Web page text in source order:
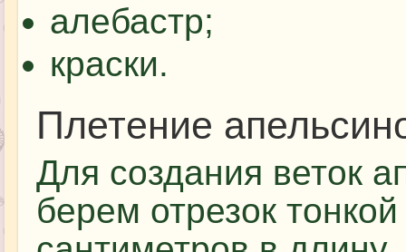
алебастр;
краски.
Плетение
Для создания веток
берем отрезок